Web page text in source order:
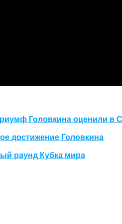
Головкина оценили в
достижение Головкина
раунд Кубка мира